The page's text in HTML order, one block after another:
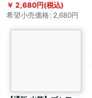
2,680円(税込)
希望小売価格: 2,680円